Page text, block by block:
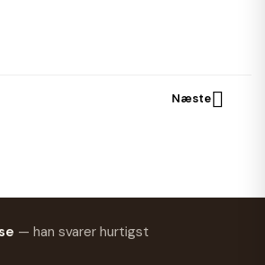
Næste
— han svarer hurtigst